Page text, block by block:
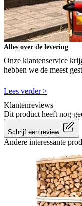
Alles over de levering
Onze klantenservice
hebben we de meest
Lees verder >
Klantenreviews
Dit product heeft nog
Schrijf een review
Andere interessante